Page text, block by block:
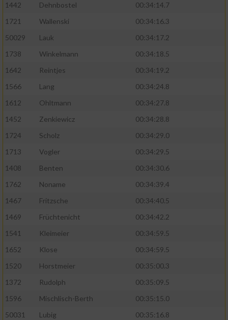
1442
Dehnbostel
00:34:14.7
1721
Wallenski
00:34:16.3
50029
Lauk
00:34:17.2
1738
Winkelmann
00:34:18.5
1642
Reintjes
00:34:19.2
1566
Lang
00:34:24.8
1612
Ohltmann
00:34:27.8
1452
Zenkiewicz
00:34:28.8
1724
Scholz
00:34:29.0
1713
Vogler
00:34:29.5
1408
Benten
00:34:30.6
1762
Noname
00:34:39.4
1467
Fritzsche
00:34:40.5
1469
Früchtenicht
00:34:42.2
1541
Kleimeier
00:34:59.5
1652
Klose
00:34:59.5
1520
Horstmeier
00:35:00.3
1372
Rudolph
00:35:09.5
1596
Mischlisch-Berth
00:35:15.0
50031
Lubig
00:35:16.8